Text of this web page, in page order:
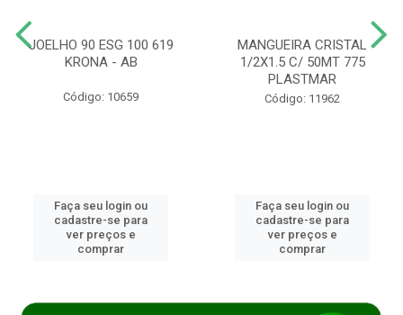
JOELHO 90 ESG 100 619
KRONA - AB
Código: 10659
Faça seu login ou
cadastre-se para
ver preços e
comprar
MANGUEIRA CRISTAL
1/2X1.5 C/ 50MT 775
PLASTMAR
Código: 11962
Faça seu login ou
cadastre-se para
ver preços e
comprar